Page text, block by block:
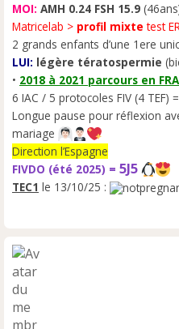
l
u
MOI: AMH 0.24 FSH 15.9
Matricelab > profil mixte test
2 grands enfants d’une 1ere
LUI: légère tératospermie
• 2018 à 2021 parcours en
6 IAC / 5 protocoles FIV (4 TEF) =
Longue pause pour réflexion
mariage
Direction l’Espagne
FIVDO (été 2025) = 5J5
TEC1 le 13/10/25 :